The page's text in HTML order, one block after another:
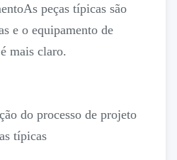
peças típicas são
e o equipamento de
mais claro.
do processo de projeto
típicas